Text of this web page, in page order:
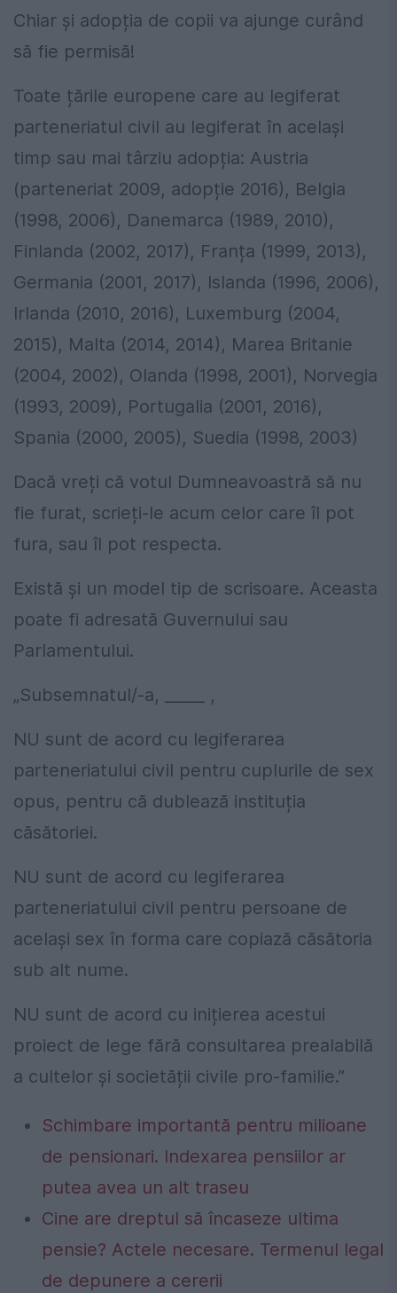
Chiar și adopția de copii va ajunge curând
să fie permisă!
Toate țările europene care au legiferat
parteneriatul civil au legiferat în același
timp sau mai târziu adopția: Austria
(parteneriat 2009, adopție 2016), Belgia
(1998, 2006), Danemarca (1989, 2010),
Finlanda (2002, 2017), Franța (1999, 2013),
Germania (2001, 2017), Islanda (1996, 2006),
Irlanda (2010, 2016), Luxemburg (2004,
2015), Malta (2014, 2014), Marea Britanie
(2004, 2002), Olanda (1998, 2001), Norvegia
(1993, 2009), Portugalia (2001, 2016),
Spania (2000, 2005), Suedia (1998, 2003)
Dacă vreți că votul Dumneavoastră să nu
fie furat, scrieți-le acum celor care îl pot
fura, sau îl pot respecta.
Există şi un model tip de scrisoare. Aceasta
poate fi adresată Guvernului sau
Parlamentului.
„Subsemnatul/-a, _____ ,
NU sunt de acord cu legiferarea
parteneriatului civil pentru cuplurile de sex
opus, pentru că dublează instituția
căsătoriei.
NU sunt de acord cu legiferarea
parteneriatului civil pentru persoane de
același sex în forma care copiază căsătoria
sub alt nume.
NU sunt de acord cu inițierea acestui
proiect de lege fără consultarea prealabilă
a cultelor și societății civile pro-familie.”
Schimbare importantă pentru milioane
de pensionari. Indexarea pensiilor ar
putea avea un alt traseu
Cine are dreptul să încaseze ultima
pensie? Actele necesare. Termenul legal
de depunere a cererii